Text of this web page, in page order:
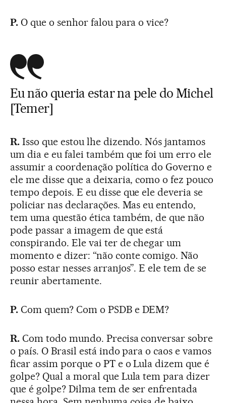
P. O que o senhor falou para o vice?
Eu não queria estar na pele do Michel
[Temer]
R. Isso que estou lhe dizendo. Nós jantamos
um dia e eu falei também que foi um erro ele
assumir a coordenação política do Governo e
ele me disse que a deixaria, como o fez pouco
tempo depois. E eu disse que ele deveria se
policiar nas declarações. Mas eu entendo,
tem uma questão ética também, de que não
pode passar a imagem de que está
conspirando. Ele vai ter de chegar um
momento e dizer: “não conte comigo. Não
posso estar nesses arranjos”. E ele tem de se
reunir abertamente.
P. Com quem? Com o PSDB e DEM?
R. Com todo mundo. Precisa conversar sobre
o país. O Brasil está indo para o caos e vamos
ficar assim porque o PT e o Lula dizem que é
golpe? Qual a moral que Lula tem para dizer
que é golpe? Dilma tem de ser enfrentada